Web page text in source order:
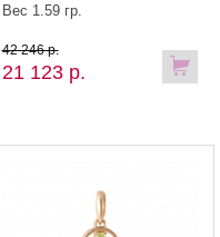
Вес 1.59 гр.
21 123 р.
42 246 р.